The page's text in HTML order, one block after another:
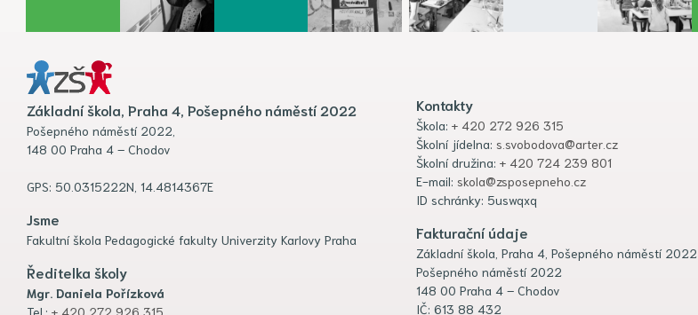
Základní škola, Praha 4, Pošepného náměstí 2022
Pošepného náměstí 2022,
148 00 Praha 4 – Chodov
GPS: 50.0315222N, 14.4814367E
Jsme
Fakultní škola Pedagogické fakulty Univerzity Karlovy Praha
Ředitelka školy
Mgr. Daniela Pořízková
Tel.: + 420 272 926 315
Kontakty
Škola: + 420 272 926 315
Školní jídelna: s.svobodova@arter.cz
Školní družina: + 420 724 239 801
E-mail: skola@zsposepneho.cz
ID schránky: 5uswqxq
Fakturační údaje
Základní škola, Praha 4, Pošepného náměstí 2022
Pošepného náměstí 2022
148 00 Praha 4 – Chodov
IČ: 613 88 432